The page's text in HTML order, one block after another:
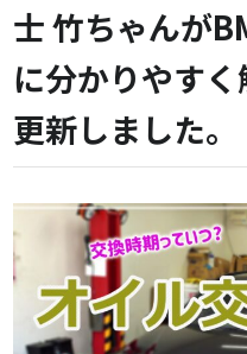
士 竹ちゃんが
に分かりやす
更新しました。